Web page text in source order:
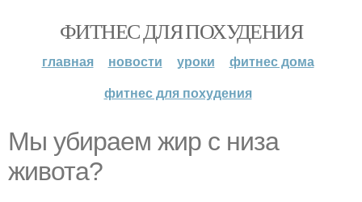
ФИТНЕС ДЛЯ ПОХУДЕНИЯ
главная новости уроки
фитнес дома
фитнес для похудения
Мы убираем жир с низа
живота?